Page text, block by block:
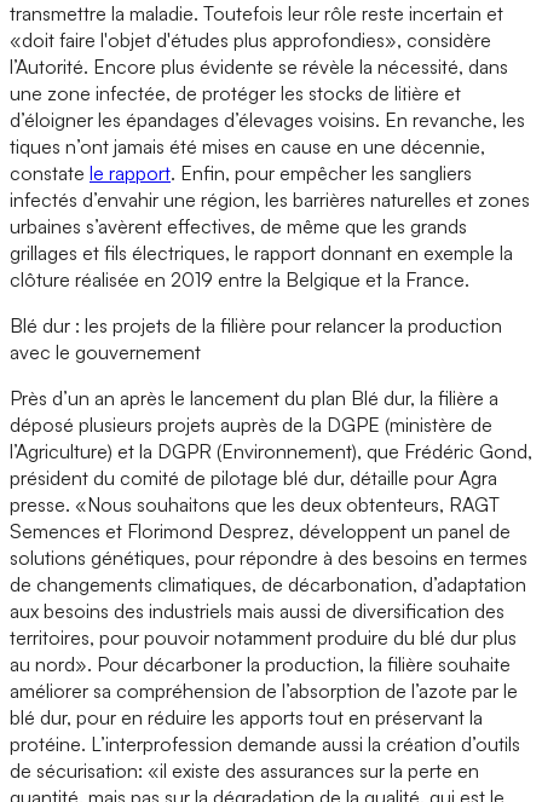
transmettre la maladie. Toutefois leur rôle reste incertain et
«doit faire l'objet d'études plus approfondies», considère
l’Autorité. Encore plus évidente se révèle la nécessité, dans
une zone infectée, de protéger les stocks de litière et
d’éloigner les épandages d’élevages voisins. En revanche, les
tiques n’ont jamais été mises en cause en une décennie,
constate le rapport. Enfin, pour empêcher les sangliers
infectés d’envahir une région, les barrières naturelles et zones
urbaines s’avèrent effectives, de même que les grands
grillages et fils électriques, le rapport donnant en exemple la
clôture réalisée en 2019 entre la Belgique et la France.
Blé dur : les projets de la filière pour relancer la production
avec le gouvernement
Près d’un an après le lancement du plan Blé dur, la filière a
déposé plusieurs projets auprès de la DGPE (ministère de
l’Agriculture) et la DGPR (Environnement), que Frédéric Gond,
président du comité de pilotage blé dur, détaille pour Agra
presse. «Nous souhaitons que les deux obtenteurs, RAGT
Semences et Florimond Desprez, développent un panel de
solutions génétiques, pour répondre à des besoins en termes
de changements climatiques, de décarbonation, d’adaptation
aux besoins des industriels mais aussi de diversification des
territoires, pour pouvoir notamment produire du blé dur plus
au nord». Pour décarboner la production, la filière souhaite
améliorer sa compréhension de l’absorption de l’azote par le
blé dur, pour en réduire les apports tout en préservant la
protéine. L’interprofession demande aussi la création d’outils
de sécurisation: «il existe des assurances sur la perte en
quantité, mais pas sur la dégradation de la qualité, qui est le